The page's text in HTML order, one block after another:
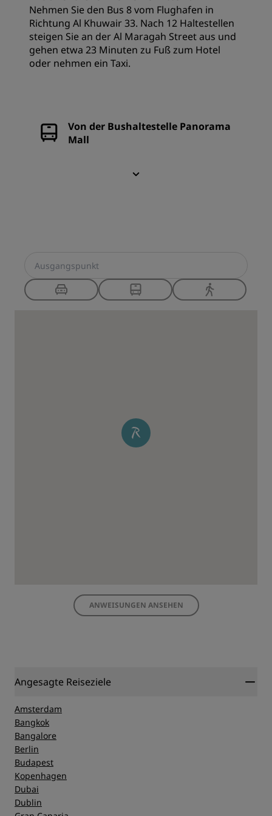
Nehmen Sie den Bus 8 vom Flughafen in
Richtung Al Khuwair 33. Nach 12 Haltestellen
steigen Sie an der Al Maragah Street aus und
gehen etwa 23 Minuten zu Fuß zum Hotel
oder nehmen ein Taxi.
Von der Bushaltestelle Panorama
Mall
ANWEISUNGEN ANSEHEN
Angesagte Reiseziele
Amsterdam
Bangkok
Bangalore
Berlin
Budapest
Kopenhagen
Dubai
Dublin